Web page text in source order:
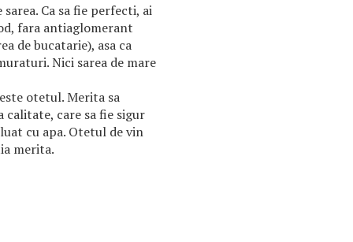
Ca sa fie perfecti, ai
fara antiaglomerant
de bucatarie), asa ca
Nici sarea de mare
otetul. Merita sa
care sa fie sigur
cu apa. Otetul de vin
merita.